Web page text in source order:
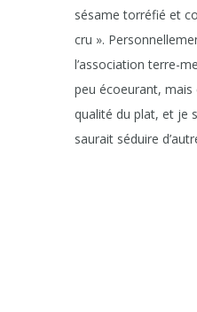
sésame torréfié et
cru ».
l’association terre-
peu écoeurant, mais
qualité du plat, et je
saurait séduire